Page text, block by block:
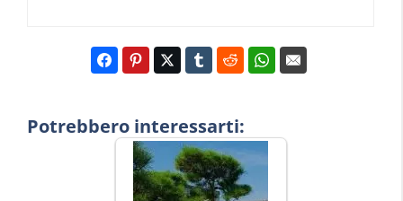
Potrebbero interessarti: